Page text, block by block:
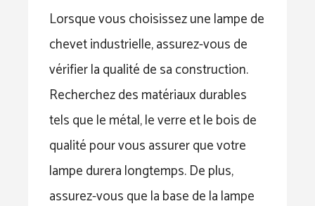
Lorsque vous choisissez une lampe de
chevet industrielle, assurez-vous de
vérifier la qualité de sa construction.
Recherchez des matériaux durables
tels que le métal, le verre et le bois de
qualité pour vous assurer que votre
lampe durera longtemps. De plus,
assurez-vous que la base de la lampe